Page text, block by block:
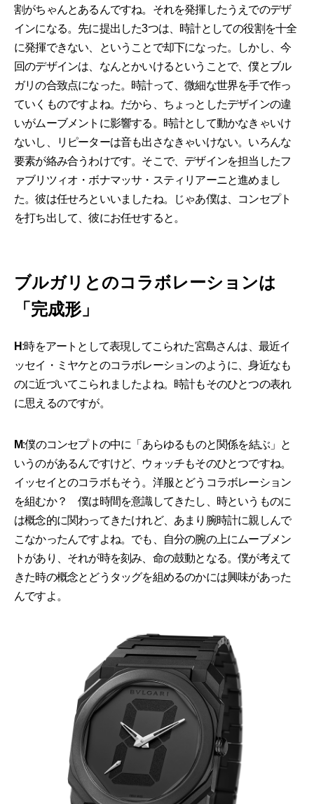
割がちゃんとあるんですね。それを発揮したうえでのデザ
インになる。先に提出した3つは、時計としての役割を十全
に発揮できない、ということで却下になった。しかし、今
回のデザインは、なんとかいけるということで、僕とブル
ガリの合致点になった。時計って、微細な世界を手で作っ
ていくものですよね。だから、ちょっとしたデザインの違
いがムーブメントに影響する。時計として動かなきゃいけ
ないし、リピーターは音も出さなきゃいけない。いろんな
要素が絡み合うわけです。そこで、デザインを担当したフ
ァブリツィオ・ボナマッサ・スティリアーニと進めまし
た。彼は任せろといいましたね。じゃあ僕は、コンセプト
を打ち出して、彼にお任せすると。
ブルガリとのコラボレーションは
「完成形」
H:時をアートとして表現してこられた宮島さんは、最近イ
ッセイ・ミヤケとのコラボレーションのように、身近なも
のに近づいてこられましたよね。時計もそのひとつの表れ
に思えるのですが。
M:僕のコンセプトの中に「あらゆるものと関係を結ぶ」と
いうのがあるんですけど、ウォッチもそのひとつですね。
イッセイとのコラボもそう。洋服とどうコラボレーション
を組むか？ 僕は時間を意識してきたし、時というものに
は概念的に関わってきたけれど、あまり腕時計に親しんで
こなかったんですよね。でも、自分の腕の上にムーブメン
トがあり、それが時を刻み、命の鼓動となる。僕が考えて
きた時の概念とどうタッグを組めるのかには興味があった
んですよ。